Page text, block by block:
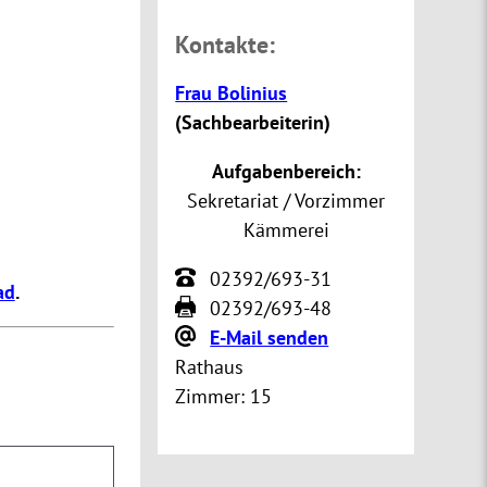
.
Kontakte:
Frau Bolinius
(Sachbearbeiterin)
Aufgabenbereich:
Sekretariat / Vorzimmer
Kämmerei
02392/693-31
02392/693-48
E-Mail senden
Rathaus
Zimmer: 15